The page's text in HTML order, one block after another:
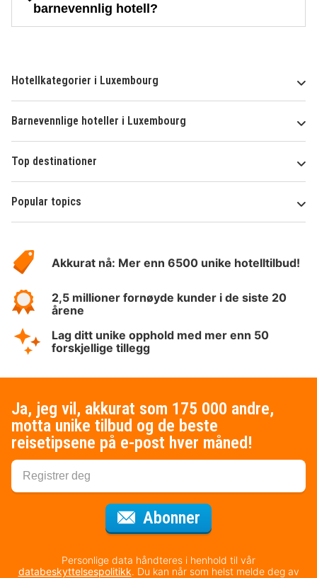
barnevennlig hotell?
Hotellkategorier i Luxembourg
Barnevennlige hoteller i Luxembourg
Top destinationer
Popular topics
Hotelspecials
Akkurat nå: Mer enn 6500 unike hotelltilbud!
2,5 millioner fornøyde kunder i de siste 20
årene
Lag ditt unike opphold med mer enn 50
forskjellige tillegg
Ja, jeg vil, akkurat som 175 000 andre,
motta unike tilbud og de beste
reisetipsene på e-post hver måned!
Abonner
Personlige data håndteres i henhold til vår
databeskyttelsespolitikk. Du kan når som helst melde deg av